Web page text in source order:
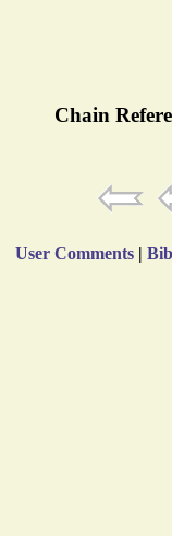
Chain
User Comments |